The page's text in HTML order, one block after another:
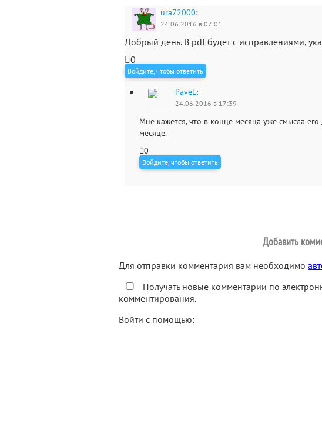
ura72000:
24.06.2016 в 07:01
Добрый день. В pdf будет с исправлениями,
0
Войдите, чтобы ответить
PaveL:
24.06.2016 в 17:39
Мне кажется, что в конце месяца уже смысла
месяце.
0
Войдите, чтобы ответить
Добавить
Для отправки комментария вам необходимо
Получать новые комментарии по
комментирования.
Войти с помощью: